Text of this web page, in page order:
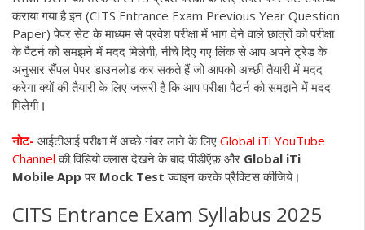
कराया गया है इन (CITS Entrance Exam Previous Year Question
Paper) पेपर सेट के माध्यम से प्रवेश परीक्षा में भाग देने वाले छात्रों को परीक्षा
के पैटर्न को समझने में मदद मिलेगी, नीचे दिए गए लिंक से आप अपने ट्रेड के
अनुसार सैंपल पेपर डाउनलोड कर सकते हैं जो आपको अच्छी तैयारी में मदद
करेगा क्यों की तैयारी के लिए जरूरी है कि आप परीक्षा पैटर्न को समझने में मदद
मिलेगी।
नोट- आईटीआई परीक्षा में अच्छे नंबर लाने के लिए Global iTi YouTube
Channel की विडियो क्लास देखने के बाद पीडीऍफ़ और Global iTi
Mobile App पर Mock Test ज्वाइन करके प्रैक्टिस कीजिये।
CITS Entrance Exam Syllabus 2025